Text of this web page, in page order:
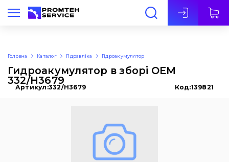
Укр
Головна Каталог Гідравліка Гідроакумулятор
Гидроакумулятор в зборі OEM
332/H3679
Артикул:332/H3679 Код:139821